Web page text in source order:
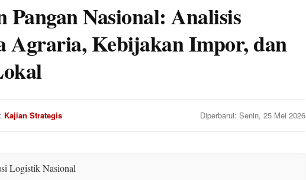
Pangan Nasional: Analisis
Agraria, Kebijakan Impor, dan
Kajian Strategis Diperbarui: Senin, 25 Mei 2026